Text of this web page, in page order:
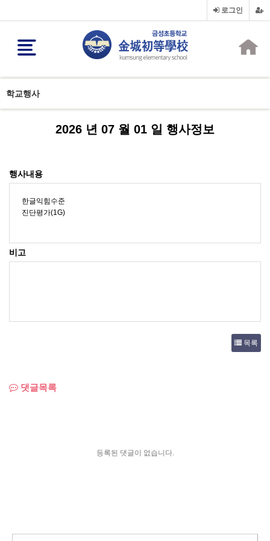
로그인
학교행사
2026 년 07 월 01 일 행사정보
행사내용
한글익힘수준
진단평가(1G)
비고
목록
댓글목록
등록된 댓글이 없습니다.